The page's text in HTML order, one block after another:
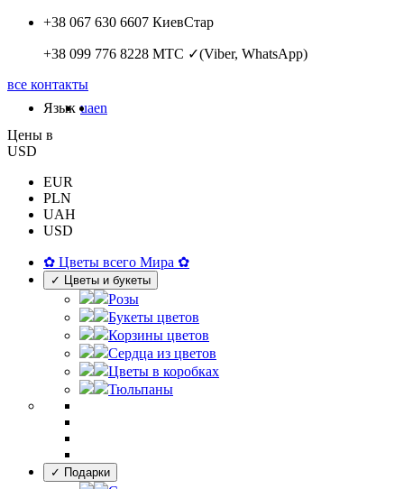
+38 067 630 6607 КиевСтар
+38 099 776 8228 МТС ✓(Viber, WhatsApp)
все контакты
Язык uaen
Цены в
USD
EUR
PLN
UAH
USD
✿ Цветы всего Мира ✿
✓ Цветы и букеты
Розы
Букеты цветов
Корзины цветов
Сердца из цветов
Цветы в коробках
Тюльпаны
✓ Подарки